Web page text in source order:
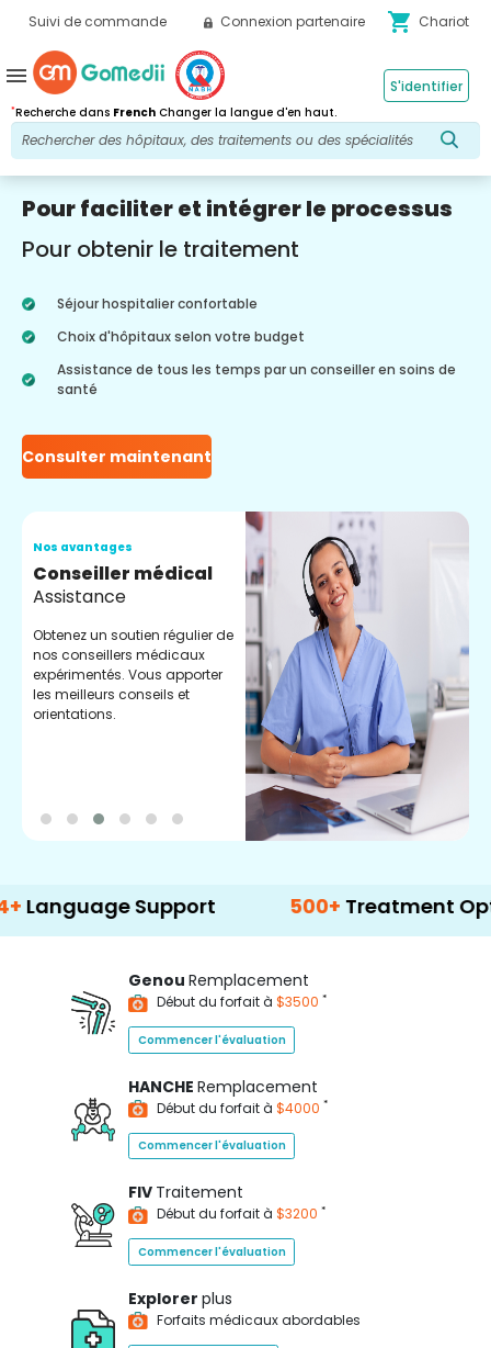
Suivi de commande Connexion partenaire shopping_cart Chariot
*Recherche dans French Changer la langue d'en haut.
S'identifier
menu
Pour faciliter et intégrer le processus
Pour obtenir le traitement
Séjour hospitalier confortable
Choix d'hôpitaux selon votre budget
Assistance de tous les temps par un conseiller en soins de
santé
Consulter maintenant
Nos avantages
Conseiller médical
Assistance
Obtenez un soutien régulier de
nos conseillers médicaux
expérimentés. Vous apporter
les meilleurs conseils et
orientations.
Support 500+ Treatment Options
Genou Remplacement
Début du forfait à $3500 *
Commencer l'évaluation
HANCHE Remplacement
Début du forfait à $4000 *
Commencer l'évaluation
FIV Traitement
Début du forfait à $3200 *
Commencer l'évaluation
Explorer plus
Forfaits médicaux abordables